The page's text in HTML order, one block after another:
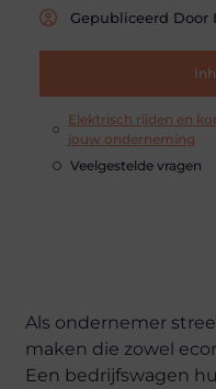
Gepubliceerd Door
Elektrisch rijden en
jouw onderneming
Veelgestelde vragen
Als ondernemer
maken die zowel
Een bedrijfswagen